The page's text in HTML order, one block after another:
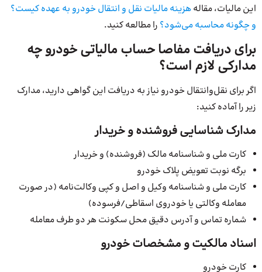
این مالیات، مقالههزینه مالیات نقل و انتقال خودرو به عهده کیست؟
و چگونه محاسبه می‌شود؟ را مطالعه کنید.
برای دریافت مفاصا حساب مالیاتی خودرو چه
مدارکی لازم است؟
اگر برای نقل‌وانتقال خودرو نیاز به دریافت این گواهی دارید، مدارک
زیر را آماده کنید:
مدارک شناسایی فروشنده و خریدار
کارت ملی و شناسنامه مالک (فروشنده) و خریدار
برگه نوبت تعویض پلاک خودرو
کارت ملی و شناسنامه وکیل و اصل و کپی وکالت‌نامه (در صورت
معامله وکالتی یا خودروی اسقاطی/فرسوده)
شماره تماس و آدرس دقیق محل سکونت هر دو طرف معامله
اسناد مالکیت و مشخصات خودرو
کارت خودرو